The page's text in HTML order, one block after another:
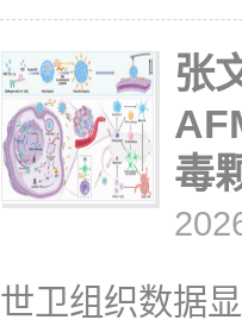
张
毒
世卫组织数据